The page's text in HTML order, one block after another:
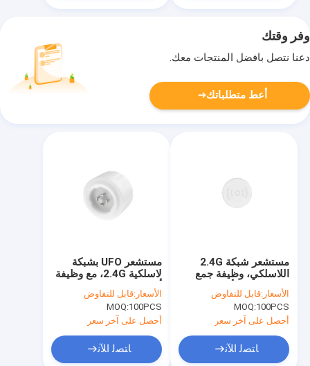
وفر وقتك
دعنا نتصل بأفضل المنتجات معك.
أعط متطلباتك
مستشعر UFO بشبكة
لاسلكية 2.4G، مع وظيفة
أولوية ضوء النهار، خرج
تعتيم 0-10V
الأسعار:قابل للتفاوض
MOQ:100PCS
أحصل على آخر سعر
ﺎﺘﺼﻟ ﺍﻶﻧ
مستشعر شبكة 2.4G
اللاسلكي، وظيفة جمع
ضوء النهار للأجسام
الغريبة، 12m الحد
الأقصى لارتفاع التركيب
الأسعار:قابل للتفاوض
MOQ:100PCS
أحصل على آخر سعر
ﺎﺘﺼﻟ ﺍﻶﻧ